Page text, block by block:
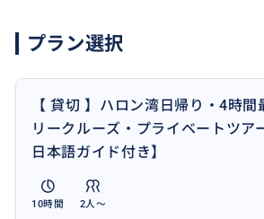
す。
・日本語ガイド無しで車を貸し切っ
がお迎えに参ります。
・ドライバーはハロン湾のトゥアン
ガイドの合流するのをお手伝います。
・プライベートツアーについて プラ
プラン選択
【 貸切 】ハロン湾日帰り・4時
リークルーズ・プライベートツア
日本語ガイド付き】
10時間 2人〜